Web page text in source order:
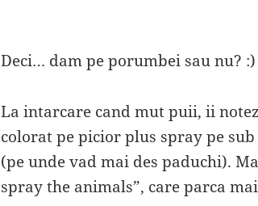
Deci… dam pe porumbei sau nu? :)
La intarcare cand mut puii, ii
colorat pe picior plus spray pe
(pe unde vad mai des paduchi).
spray the animals”, care parca